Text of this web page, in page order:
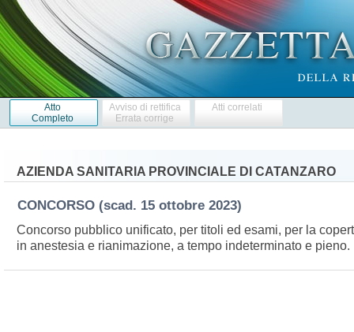
Atto
Completo
Avviso di rettifica
Errata corrige
Atti correlati
AZIENDA SANITARIA PROVINCIALE DI CATANZARO
CONCORSO (scad. 15 ottobre 2023)
Concorso pubblico unificato, per titoli ed esami, per la
in anestesia e rianimazione, a tempo indeterminato e pieno.